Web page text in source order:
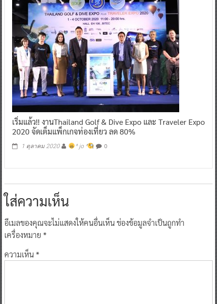
เริ่มแล้ว!! งานThailand Golf & Dive Expo และ Traveler Expo
2020 จัดเต็มแพ็กเกจท่องเที่ยว ลด 80%
1 ตุลาคม 2020 ^ jo ^ 0
ใส่ความเห็น
อีเมลของคุณจะไม่แสดงให้คนอื่นเห็นช่องข้อมูลจำเป็นถูกทำ
เครื่องหมาย *
ความเห็น*